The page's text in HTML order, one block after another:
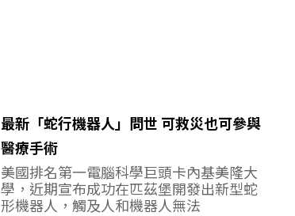
最新「蛇行機器人」問世 可救災也可參與
醫療手術
美國排名第一電腦科學巨頭卡內基美隆大
學，近期宣布成功在匹茲堡開發出新型蛇
形機器人，觸及人和機器人無法